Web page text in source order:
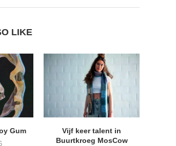
LIKE
Gum
Vijf keer talent in
Buurtkroeg MosCow